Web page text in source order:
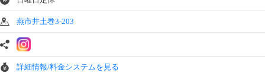
燕市井土巻3-203
詳細情報/料金システムを見る